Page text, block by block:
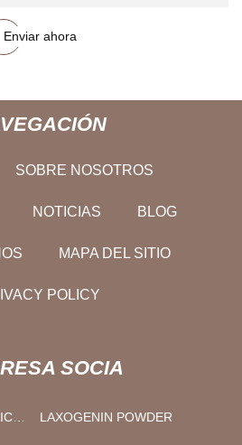
Enviar ahora
SOBRE NOSOTROS
NOTICIAS BLOG
MAPA DEL SITIO
POLICY
SOCIA
LAXOGENIN POWDER